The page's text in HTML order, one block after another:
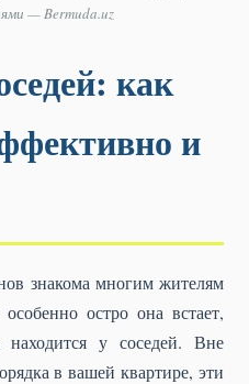
— Bermuda.uz
как
и
знакома многим жителям
остро она встает,
находится у соседей. Вне
в вашей квартире, эти